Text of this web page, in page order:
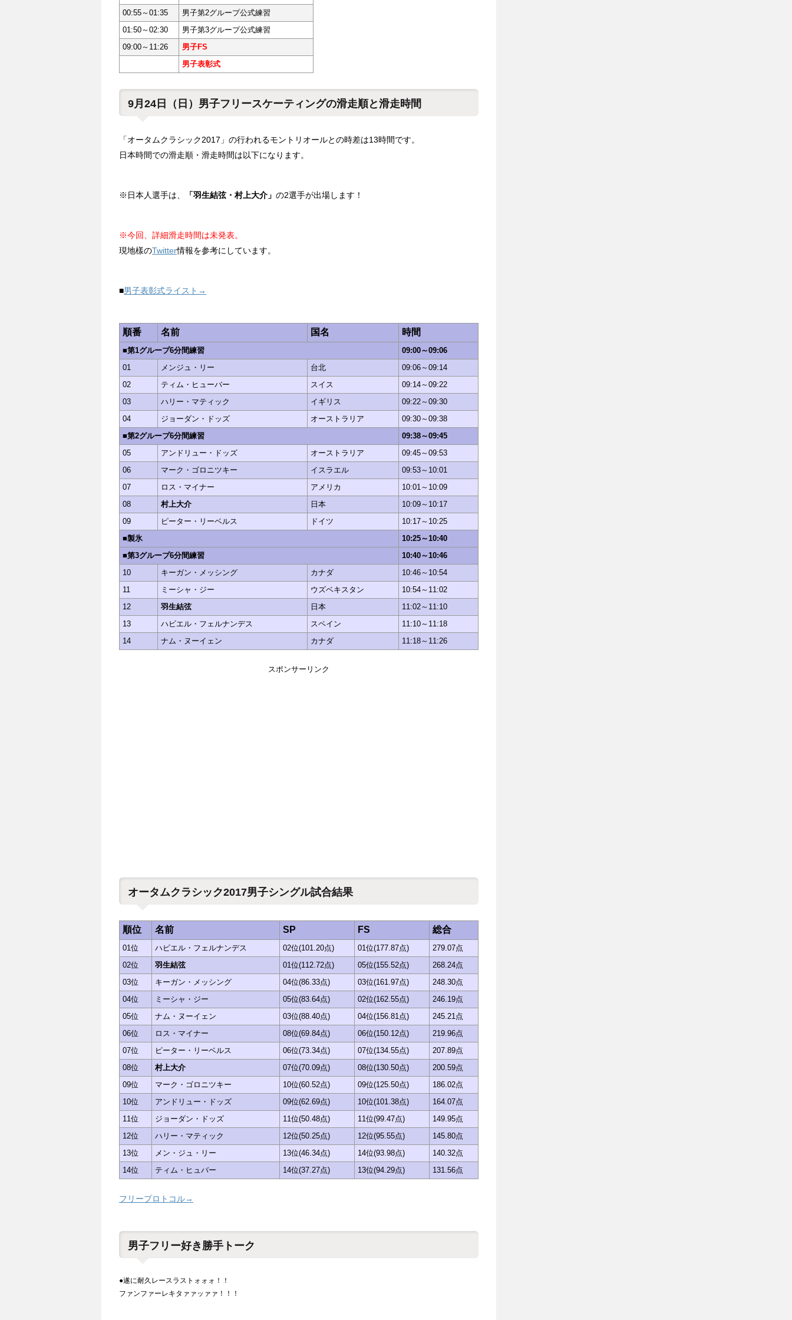
00:55～01:35
男子第2グループ公式練習
01:50～02:30
男子第3グループ公式練習
09:00～11:26
男子FS
男子表彰式
9月24日（日）男子フリースケーティングの滑走順と滑走時間
「オータムクラシック2017」の行われるモントリオールとの時差は13時間です。
日本時間での滑走順・滑走時間は以下になります。
※日本人選手は、 「羽生結弦・村上大介」 の2選手が出場します！
※今回、詳細滑走時間は未発表。
現地樣のTwitter情報を参考にしています。
■男子表彰式ライスト→
順番 名前 国名 時間
■第1グループ6分間練習
09:00～09:06
01
メンジュ・リー 台北
09:06～09:14
02
ティム・ヒューバー スイス
09:14～09:22
03
ハリー・マティック イギリス
09:22～09:30
04
ジョーダン・ドッズ オーストラリア
09:30～09:38
■第2グループ6分間練習
09:38～09:45
05
アンドリュー・ドッズ オーストラリア
09:45～09:53
06
マーク・ゴロニツキー イスラエル
09:53～10:01
07
ロス・マイナー アメリカ
10:01～10:09
08
村上大介 日本
10:09～10:17
09
ピーター・リーベルス ドイツ
10:17～10:25
■製氷
10:25～10:40
■第3グループ6分間練習
10:40～10:46
10
キーガン・メッシング カナダ
10:46～10:54
11
ミーシャ・ジー ウズベキスタン
10:54～11:02
12
羽生結弦 日本
11:02～11:10
13
ハビエル・フェルナンデス スペイン
11:10～11:18
14
ナム・ヌーイェン カナダ 11:18～11:26
スポンサーリンク
オータムクラシック2017男子シングル試合結果
順位 名前 SP FS 総合
01位 ハビエル・フェルナンデス 02位(101.20点) 01位(177.87点)
279.07点
02位
羽生結弦 01位(112.72点) 05位(155.52点)
268.24点
03位
キーガン・メッシング 04位(86.33点) 03位(161.97点)
248.30点
04位
ミーシャ・ジー 05位(83.64点) 02位(162.55点)
246.19点
05位
ナム・ヌーイェン 03位(88.40点) 04位(156.81点)
245.21点
06位
ロス・マイナー 08位(69.84点) 06位(150.12点)
219.96点
07位
ピーター・リーベルス 06位(73.34点) 07位(134.55点)
207.89点
08位
村上大介 07位(70.09点) 08位(130.50点)
200.59点
09位
マーク・ゴロニツキー 10位(60.52点) 09位(125.50点)
186.02点
10位
アンドリュー・ドッズ 09位(62.69点) 10位(101.38点)
164.07点
11位
ジョーダン・ドッズ 11位(50.48点) 11位(99.47点)
149.95点
12位
ハリー・マティック 12位(50.25点) 12位(95.55点)
145.80点
13位
メン・ジュ・リー 13位(46.34点) 14位(93.98点)
140.32点
14位
ティム・ヒュバー 14位(37.27点) 13位(94.29点) 131.56点
フリープロトコル→
男子フリー好き勝手トーク
●遂に耐久レースラストォォォ！！
ファンファーレキタァァッァァ！！！